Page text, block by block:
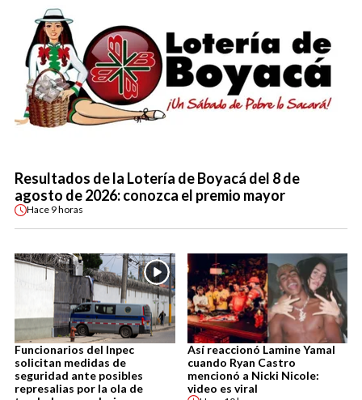
Resultados de la Lotería de Boyacá del 8 de
agosto de 2026: conozca el premio mayor
Hace 9 horas
Funcionarios del Inpec
solicitan medidas de
seguridad ante posibles
represalias por la ola de
Así reaccionó Lamine Yamal
cuando Ryan Castro
mencionó a Nicki Nicole:
video es viral